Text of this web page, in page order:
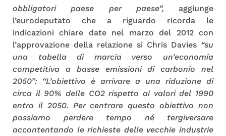
obbligatori paese per paese”, aggiunge
l’eurodeputato che a riguardo ricorda le
indicazioni chiare date nel marzo del 2012 con
l’approvazione della relazione si Chris Davies “su
una tabella di marcia verso un’economia
competitiva a basse emissioni di carbonio nel
2050”: “L’obiettivo è arrivare a una riduzione di
circa il 90% delle CO2 rispetto ai valori del 1990
entro il 2050. Per centrare questo obiettivo non
possiamo perdere tempo né tergiversare
accontentando le richieste delle vecchie industrie